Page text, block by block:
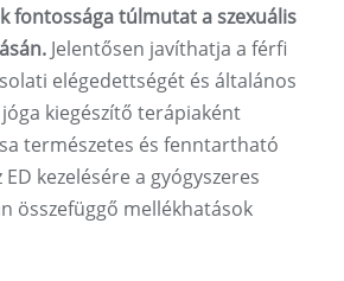
fontossága túlmutat a szexuális
Jelentősen javíthatja a férfi
elégedettségét és általános
kiegészítő terápiaként
természetes és fenntartható
kezelésére a gyógyszeres
összefüggő mellékhatások